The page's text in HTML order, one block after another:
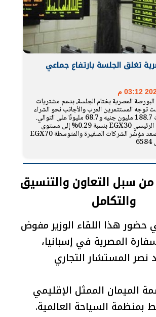
تغلق الجلسة بارتفاع جماعي
المصرية بختام الجلسة، بدعم مشتريات
توجه المستثمرين العرب والأجانب نحو الشراء
بصافي قيمة بلغت 188.7 مليون جنيه و68.7 مليونًا على التوالي.
قفز مؤشر السوق الرئيسي EGX30 بنسبة 0.29% إلى مستوى
27666 نقطة. وصعد مؤشر الشركات الصغيرة والمتوسطة EGX70
من سبل التعاون والتنسيق
والتكامل
هذا اللقاء الوزير مفوض
المصرية في إسبانيا،
نصر المستشار التجاري
الميمان الممثل الإقليمي
بمنظمة السياحة العالمية.